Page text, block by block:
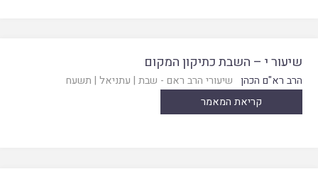
שיעור י – השבת כתיקון המקום
הרב רא"ם הכהן שיעורי הרב ראם - שבת | עתניאל | תשעח
קריאת המאמר